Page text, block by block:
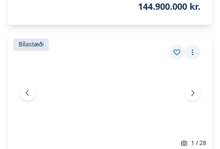
144.900.000 kr.
Skoða eignina
Bílastæði
Vista eign
Fleiri
Skoða eignina
Fyrri mynd Næsta
1 /28